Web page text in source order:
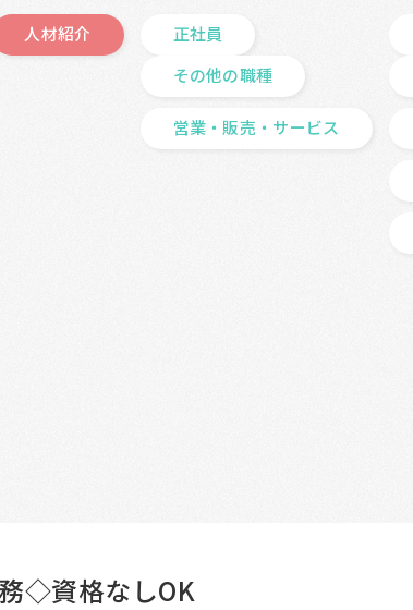
人材紹介
正社員
その他の職種
営業・販売・サービス
◇資格なしOK